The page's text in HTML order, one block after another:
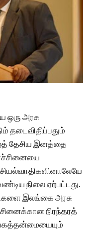
ஒரு அரசு
தடைவிதிப்பதும்
தேசிய இனத்தை
நிலை ஏற்பட்டது.
இலங்கை அரசு
நிரந்தரத்